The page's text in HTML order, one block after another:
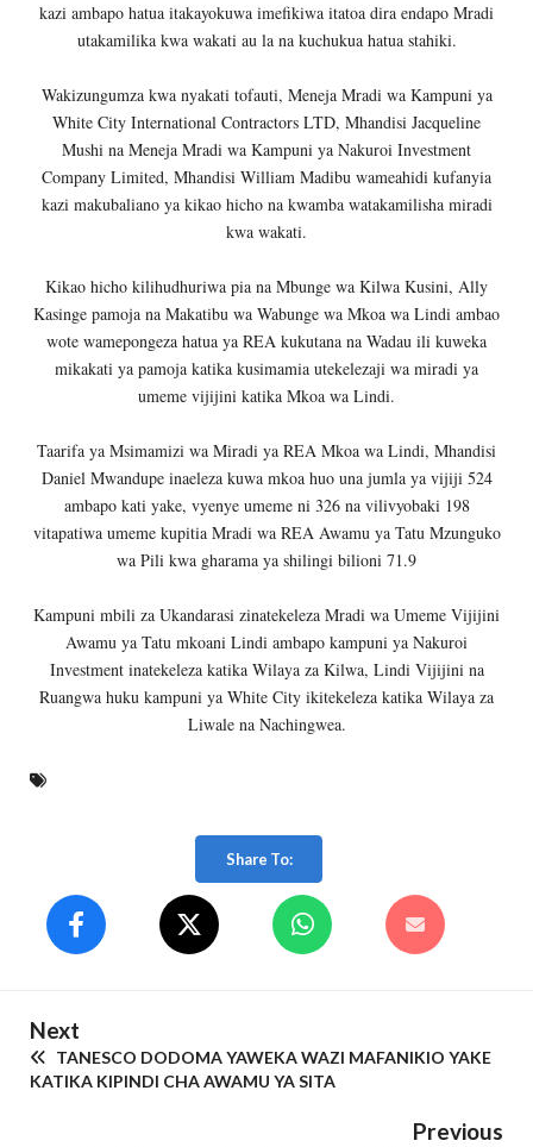
kazi ambapo hatua itakayokuwa imefikiwa itatoa dira endapo Mradi
utakamilika kwa wakati au la na kuchukua hatua stahiki.
Wakizungumza kwa nyakati tofauti, Meneja Mradi wa Kampuni ya
White City International Contractors LTD, Mhandisi Jacqueline
Mushi na Meneja Mradi wa Kampuni ya Nakuroi Investment
Company Limited, Mhandisi William Madibu wameahidi kufanyia
kazi makubaliano ya kikao hicho na kwamba watakamilisha miradi
kwa wakati.
Kikao hicho kilihudhuriwa pia na Mbunge wa Kilwa Kusini, Ally
Kasinge pamoja na Makatibu wa Wabunge wa Mkoa wa Lindi ambao
wote wamepongeza hatua ya REA kukutana na Wadau ili kuweka
mikakati ya pamoja katika kusimamia utekelezaji wa miradi ya
umeme vijijini katika Mkoa wa Lindi.
Taarifa ya Msimamizi wa Miradi ya REA Mkoa wa Lindi, Mhandisi
Daniel Mwandupe inaeleza kuwa mkoa huo una jumla ya vijiji 524
ambapo kati yake, vyenye umeme ni 326 na vilivyobaki 198
vitapatiwa umeme kupitia Mradi wa REA Awamu ya Tatu Mzunguko
wa Pili kwa gharama ya shilingi bilioni 71.9
Kampuni mbili za Ukandarasi zinatekeleza Mradi wa Umeme Vijijini
Awamu ya Tatu mkoani Lindi ambapo kampuni ya Nakuroi
Investment inatekeleza katika Wilaya za Kilwa, Lindi Vijijini na
Ruangwa huku kampuni ya White City ikitekeleza katika Wilaya za
Liwale na Nachingwea.
Share To:
Next
TANESCO DODOMA YAWEKA WAZI MAFANIKIO YAKE
KATIKA KIPINDI CHA AWAMU YA SITA
Previous